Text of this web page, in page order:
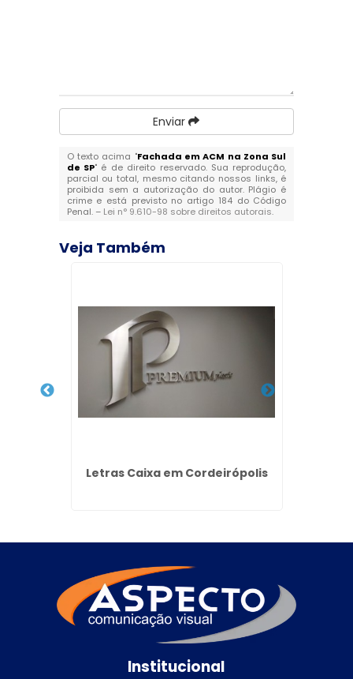
Enviar
O texto acima "Fachada em ACM na Zona Sul
de SP" é de direito reservado. Sua reprodução,
parcial ou total, mesmo citando nossos links, é
proibida sem a autorização do autor. Plágio é
crime e está previsto no artigo 184 do Código
Penal. – Lei n° 9.610-98 sobre direitos autorais.
Veja Também
Letras Caixa em Cordeirópolis
Institucional